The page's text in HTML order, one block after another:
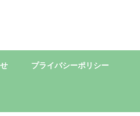
プライバシーポリシー